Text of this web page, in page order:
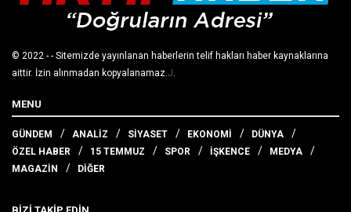
© 2022 - - Sitemizde yayınlanan haberlerin telif hakları haber kaynaklarına
aittir. İzin alınmadan kopyalanamaz. J
MENU
GÜNDEM ANALİZ SİYASET EKONOMİ
DÜNYA
ÖZEL HABER
15 TEMMUZ SPOR İŞKENCE
MEDYA
MAGAZİN
DİĞER